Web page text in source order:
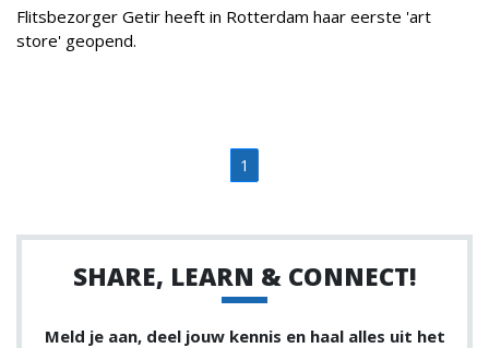
Flitsbezorger Getir heeft in Rotterdam haar eerste 'art
store' geopend.
1
SHARE, LEARN & CONNECT!
Meld je aan, deel jouw kennis en haal alles uit het